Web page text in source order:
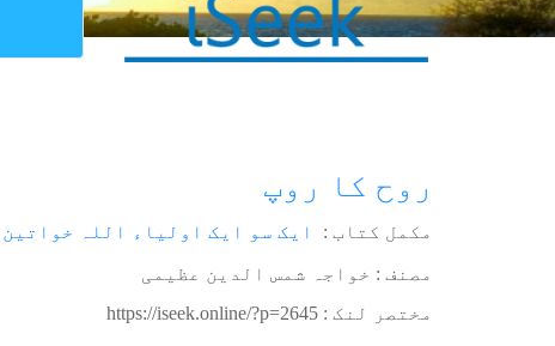
روح کا روپ
مکمل کتاب : ایک سو ایک اولیاء اللہ خواتین
مصنف : خواجہ شمس الدین عظیمی
مختصر لنک : https://iseek.online/?p=2645